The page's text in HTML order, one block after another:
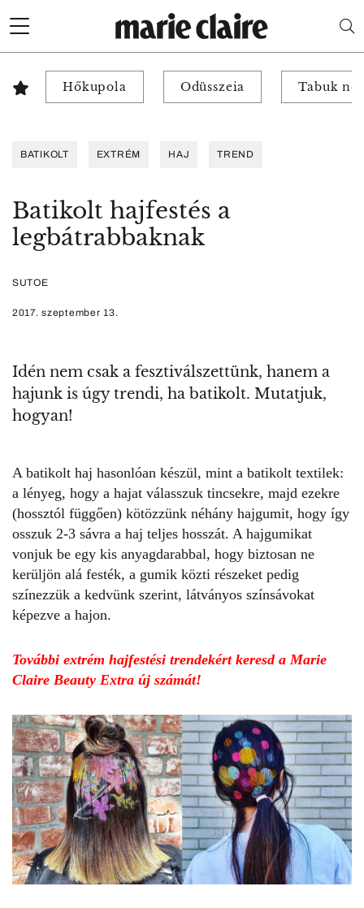
Hőkupola Odüsszeia Tabuk
BATIKOLT EXTRÉM HAJ TREND
Batikolt hajfestés a
legbátrabbaknak
SUTOE
2017. szeptember 13.
Idén nem csak a fesztiválszettünk, hanem a
hajunk is úgy trendi, ha batikolt. Mutatjuk,
hogyan!
A batikolt haj hasonlóan készül, mint a batikolt textilek:
a lényeg, hogy a hajat válasszuk tincsekre, majd ezekre
(hossztól függően) kötözzünk néhány hajgumit, hogy így
osszuk 2-3 sávra a haj teljes hosszát. A hajgumikat
vonjuk be egy kis anyagdarabbal, hogy biztosan ne
kerüljön alá festék, a gumik közti részeket pedig
színezzük a kedvünk szerint, látványos színsávokat
képezve a hajon.
További extrém hajfestési trendekért keresd a Marie
Claire Beauty Extra új számát!